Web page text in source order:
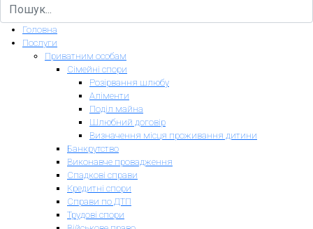
Головна
Послуги
Приватним особам
Сімейні спори
Розірвання шлюбу
Аліменти
Поділ майна
Шлюбний договір
Визначення місця проживання дитини
Банкрутство
Виконавче провадження
Спадкові справи
Кредитні спори
Справи по ДТП
Трудові спори